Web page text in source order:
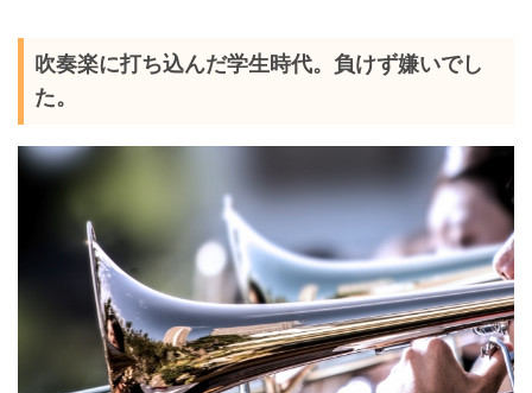
吹奏楽に打ち込んだ学生時代。負けず嫌いでし
た。